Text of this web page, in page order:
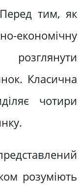
Перед тим, як
економічну
Класична
чотири
розуміють